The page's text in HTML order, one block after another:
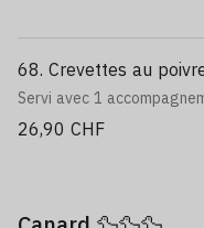
68. Crevettes au
Servi avec 1
26,90 CHF